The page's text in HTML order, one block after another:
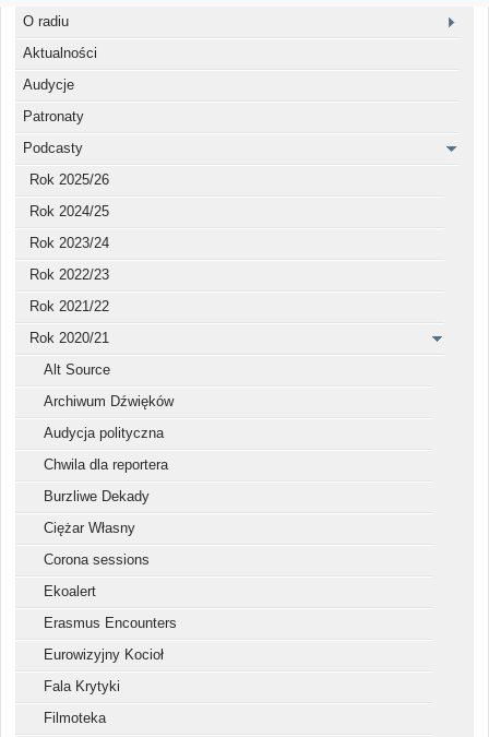
O radiu
Aktualności
Audycje
Patronaty
Podcasty
Rok 2025/26
Rok 2024/25
Rok 2023/24
Rok 2022/23
Rok 2021/22
Rok 2020/21
Alt Source
Archiwum Dźwięków
Audycja polityczna
Chwila dla reportera
Burzliwe Dekady
Ciężar Własny
Corona sessions
Ekoalert
Erasmus Encounters
Eurowizyjny Kocioł
Fala Krytyki
Filmoteka